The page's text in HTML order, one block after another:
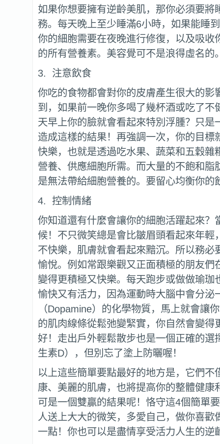
如果你想要擁有逆齡美肌，那你必須要將
務。每天晚上至少睡滿6小時，如果能睡
你的細胞需要在夜晚進行修復，以及吸收
的所有營養素。美容覺可不是浪得虛名的
3. 注意飲食
你吃的食物都會對你的皮膚產生很大的影
到，如果前一晚你多喝了幾杯酒或吃了不
天早上你的臉就會看起來特別浮腫？只是
造成這樣的結果！再強調一次，你的目標
快樂，也就是透過吃水果、蔬菜和五穀雜
營養、供應細胞所需。而大量的不飽和脂
是無法帶給細胞營養的。要留心均衡你的
4. 控制情緒
你知道還有什麼會讓你的細胞活躍起來？
候！不只微笑總是會比皺眉頭看起來年輕
不快樂，肌膚就會看起來黯沉。所以務必
愉悅。例如常跟樂觀又正面積極的朋友們
變得更積極又快樂。每天跑步或做做瑜珈
愉快又有活力，因為運動時大腦中會分泌
（Dopamine）的化學物質，馬上就會讓
的肌肉線條從鬆弛變緊實，你自然會變得
好！走出戶外輕鬆散步也是一個正確的選
生素D），但別忘了塗上防曬喔！
以上這些簡單要點最好的地方是，它們不
康、美麗的肌膚，也將提高你的整體健康
可是一個雙贏的結果呢！恪守這4個簡單
人送上大大的微笑，多愛自己，做你喜歡
一點！你也可以是盡情享受活力人生的逆